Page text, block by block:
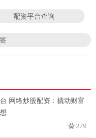
配资平台查询
网络炒股配资：撬动财富
279